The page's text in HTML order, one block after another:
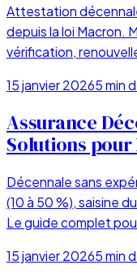
Attestation
depuis la loi Macron.
vérification,
15 janvier 20265min
Assurance
Solutions
Décennale sans
(10 à 50 %), saisine
Le guide complet
15 janvier 20265min